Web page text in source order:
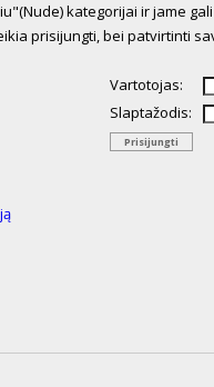
kategorijai ir jame
prisijungti, bei patvirtinti
Vartotojas:
Slaptažodis: